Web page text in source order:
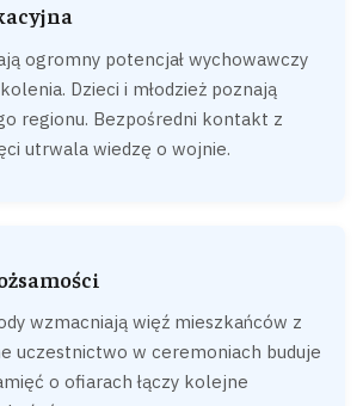
ogromny potencjał wychowawczy
Dzieci i młodzież poznają
regionu. Bezpośredni kontakt z
utrwala wiedzę o wojnie.
wzmacniają więź mieszkańców z
uczestnictwo w ceremoniach buduje
o ofiarach łączy kolejne